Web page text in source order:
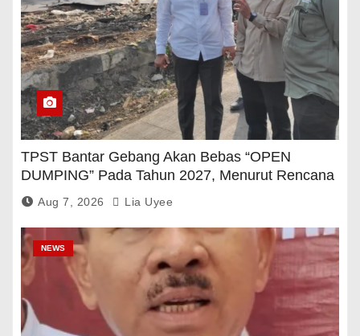
TPST Bantar Gebang Akan Bebas “OPEN
DUMPING” Pada Tahun 2027, Menurut Rencana
Pemerintah
Aug 7, 2026 Lia Uyee
NEWS